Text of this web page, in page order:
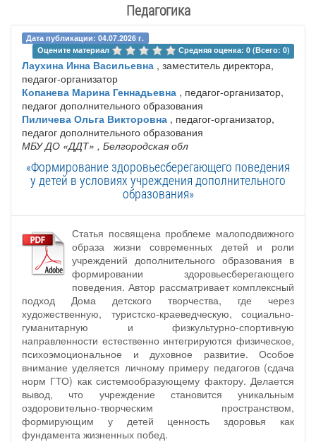
Педагогика
Дата публикации: 04.07.2026 г.
Оцените материал
Средняя оценка: 0 (Всего: 0)
Лаухина Инна Васильевна , заместитель директора,
педагог-организатор
Копанева Марина Геннадьевна , педагог-организатор,
педагог дополнительного образования
Пиличева Ольга Викторовна , педагог-организатор,
педагог дополнительного образования
МБУ ДО «ДДТ» , Белгородская обл
«Формирование здоровьесберегающего поведения
у детей в условиях учреждения дополнительного
образования»
Статья посвящена проблеме малоподвижного
образа жизни современных детей и роли
учреждений дополнительного образования в
формировании здоровьесберегающего
поведения. Автор рассматривает комплексный
подход Дома детского творчества, где через
художественную, туристско-краеведческую, социально-
гуманитарную и физкультурно-спортивную
направленности естественно интегрируются физическое,
психоэмоциональное и духовное развитие. Особое
внимание уделяется личному примеру педагогов (сдача
норм ГТО) как системообразующему фактору. Делается
вывод, что учреждение становится уникальным
оздоровительно-творческим пространством,
формирующим у детей ценность здоровья как
фундамента жизненных побед.